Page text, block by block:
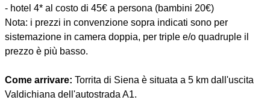
- hotel 4* al costo di 45€ a persona (bambini 20€)
Nota: i prezzi in convenzione sopra indicati sono per
sistemazione in camera doppia, per triple e/o quadruple il
prezzo è più basso.
Come arrivare: Torrita di Siena è situata a 5 km dall'uscita
Valdichiana dell'autostrada A1.